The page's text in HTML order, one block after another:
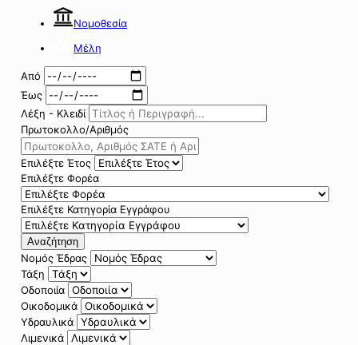
Νομοθεσία
Μέλη
Από
Έως
Λέξη - Κλειδί
Πρωτοκολλο/Αριθμός
Επιλέξτε Έτος
Επιλέξτε Φορέα
Επιλέξτε Κατηγορία Εγγράφου
Αναζήτηση
Νομός Έδρας
Τάξη
Οδοποιία
Οικοδομικά
Υδραυλικά
Λιμενικά